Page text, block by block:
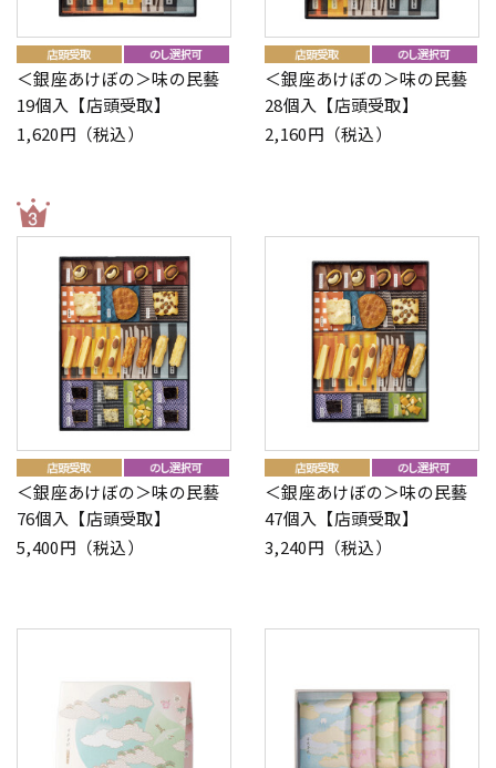
＜銀座あけぼの＞味の民藝
19個入【店頭受取】
1,620円（税込）
＜銀座あけぼの＞味の民藝
28個入【店頭受取】
2,160円（税込）
＜銀座あけぼの＞味の民藝
76個入【店頭受取】
5,400円（税込）
＜銀座あけぼの＞味の民藝
47個入【店頭受取】
3,240円（税込）